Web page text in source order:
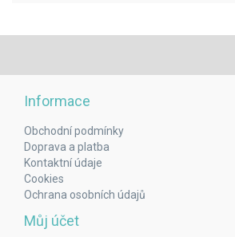
Informace
Obchodní podmínky
Doprava a platba
Kontaktní údaje
Cookies
Ochrana osobních údajů
Můj účet